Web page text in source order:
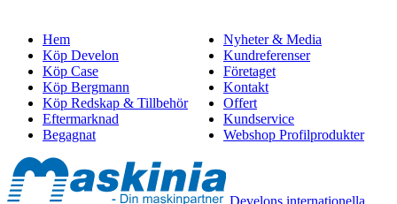
Hem
Köp Develon
Köp Case
Köp Bergmann
Köp Redskap & Tillbehör
Eftermarknad
Begagnat
Nyheter & Media
Kundreferenser
Företaget
Kontakt
Offert
Kundservice
Webshop Profilprodukter
Develons internationella